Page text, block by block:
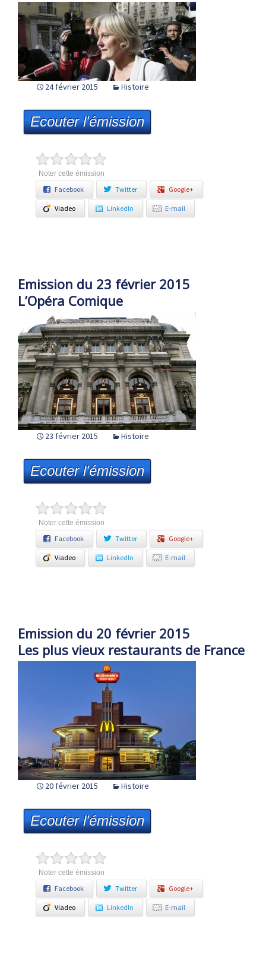
24 février 2015 Histoire
Ecouter l'émission
Noter cette émission
Facebook Twitter Google+
Viadeo LinkedIn E-mail
Emission du 23 février 2015
L’Opéra Comique
23 février 2015 Histoire
Ecouter l'émission
Noter cette émission
Facebook Twitter Google+
Viadeo LinkedIn E-mail
Emission du 20 février 2015
Les plus vieux restaurants de France
20 février 2015 Histoire
Ecouter l'émission
Noter cette émission
Facebook Twitter Google+
Viadeo LinkedIn E-mail